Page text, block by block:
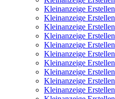
Kleinanzeige Erstellen
Kleinanzeige Erstellen
Kleinanzeige Erstellen
Kleinanzeige Erstellen
Kleinanzeige Erstellen
Kleinanzeige Erstellen
Kleinanzeige Erstellen
Kleinanzeige Erstellen
Kleinanzeige Erstellen
Kleinanzeige Erstellen